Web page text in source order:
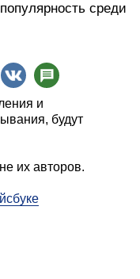
среди
и
будут
их авторов.